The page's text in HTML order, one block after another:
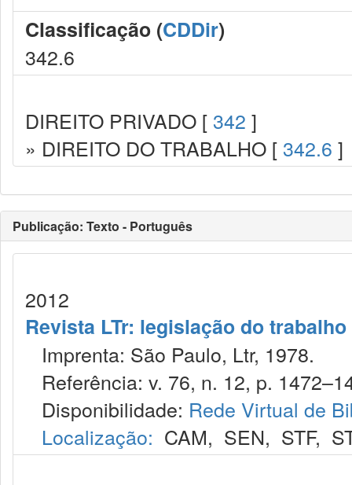
Classificação (CDDir)
342.6
DIREITO PRIVADO [ 342 ]
» DIREITO DO TRABALHO [ 342.6 ]
Publicação: Texto - Português
2012
Revista LTr: legislação do trabalho
Imprenta: São Paulo, Ltr, 1978.
Referência: v. 76, n. 12, p.
Disponibilidade: Rede Virtual de
Localização: CAM, SEN, STF,